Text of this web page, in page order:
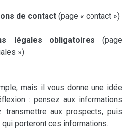
de contact (page « contact »)
légales obligatoires (page
»)
mais il vous donne une idée
: pensez aux informations
transmettre aux prospects, puis
porteront ces informations.